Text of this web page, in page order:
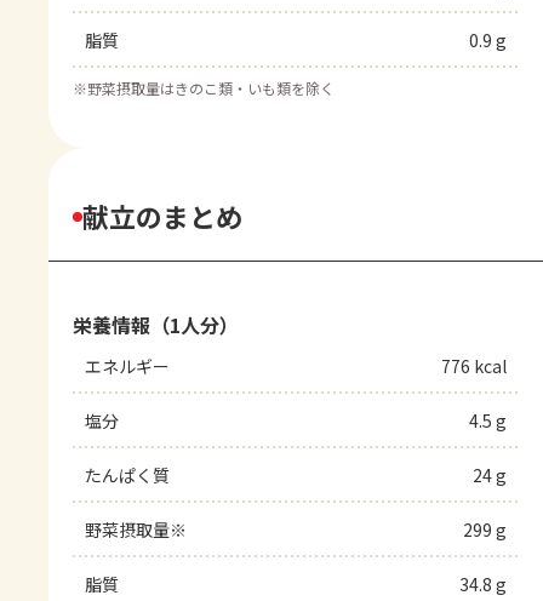
脂質 0.9 g
※野菜摂取量はきのこ類・いも類を除く
献立のまとめ
栄養情報（1人分）
エネルギー 776 kcal
塩分 4.5 g
たんぱく質 24 g
野菜摂取量※ 299 g
脂質 34.8 g